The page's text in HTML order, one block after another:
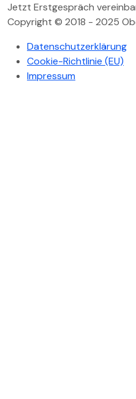
Jetzt Erstgespräch
Copyright © 2018 - 2025
Datenschutzerklärung
Cookie-Richtlinie (EU)
Impressum